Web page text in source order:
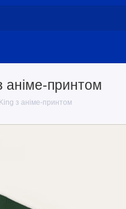
аніме-принтом
з аніме-принтом